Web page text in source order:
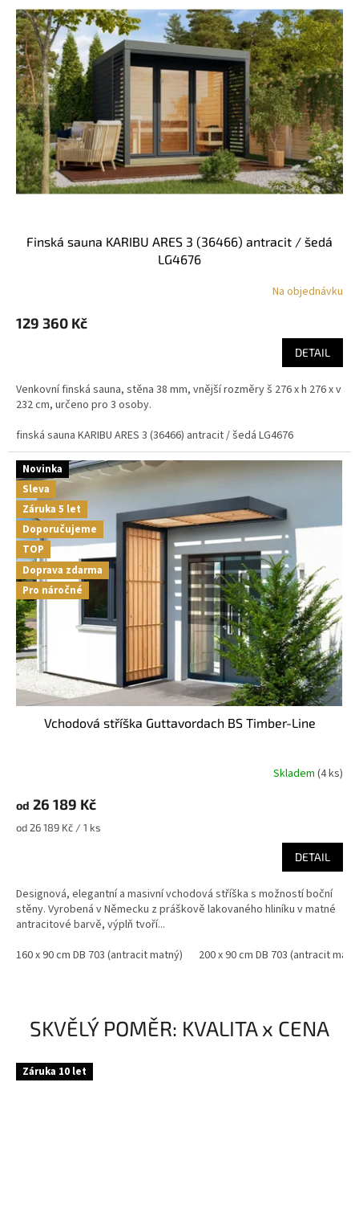
finská sauna KARIBU ARES 3 (36466) antracit / šedá
LG4676
Na objednávku
129 360 Kč
DETAIL
Venkovní finská sauna, stěna 38 mm, vnější rozměry š 276 x h 276 x v
232 cm, určeno pro 3 osoby.
finská sauna KARIBU ARES 3 (36466) antracit / šedá LG4676
Novinka
Sleva
Záruka 5 let
Doporučujeme
TOP
Doprava zdarma
Pro náročné
Vchodová stříška Guttavordach BS Timber-Line
Skladem (4 ks)
od 26 189 Kč
Měrná
od 26 189 Kč / 1 ks
DETAIL
Designová, elegantní a masivní vchodová stříška s možností boční
stěny. Vyrobená v Německu z práškově lakovaného hliníku v matné
antracitové barvě, výplň tvoří...
160 x 90 cm DB 703 (antracit matný)
200 x 90 cm DB 703 (antracit
SKVĚLÝ POMĚR: KVALITA x CENA
Záruka 10 let